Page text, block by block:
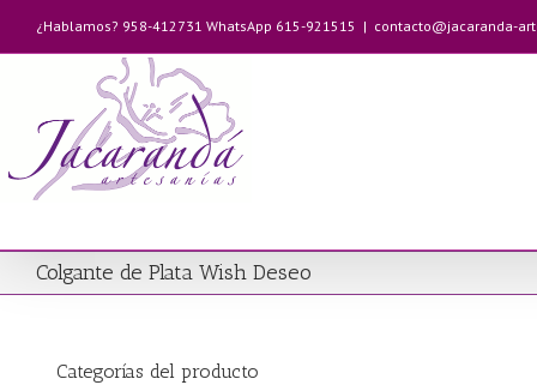
contenido
¿Hablamos? 958-412731 WhatsApp 615-921515 | contacto@jacaranda-
Colgante de Plata Wish Deseo
Categorías del producto